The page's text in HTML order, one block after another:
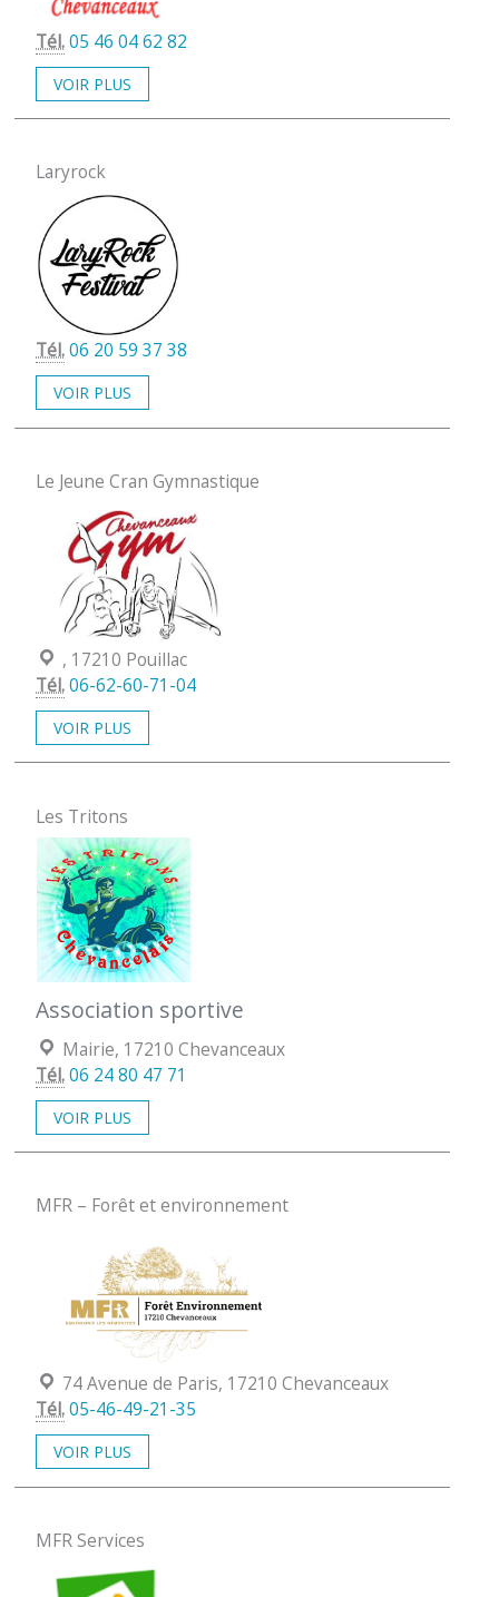
Tél.05 46 04 62 82
VOIR PLUS
Laryrock
Tél.06 20 59 37 38
VOIR PLUS
Le Jeune Cran Gymnastique
Localisation :
, 17210 Pouillac
Tél.06-62-60-71-04
VOIR PLUS
Les Tritons
Association sportive
Localisation :
Mairie, 17210 Chevanceaux
Tél.06 24 80 47 71
VOIR PLUS
MFR – Forêt et environnement
Localisation :
74 Avenue de Paris, 17210 Chevanceaux
Tél.05-46-49-21-35
VOIR PLUS
MFR Services